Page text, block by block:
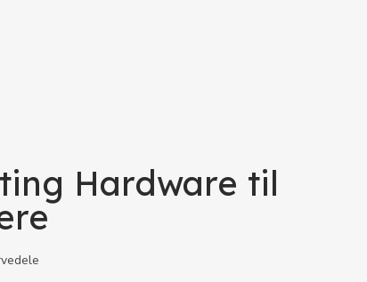
Hardware til